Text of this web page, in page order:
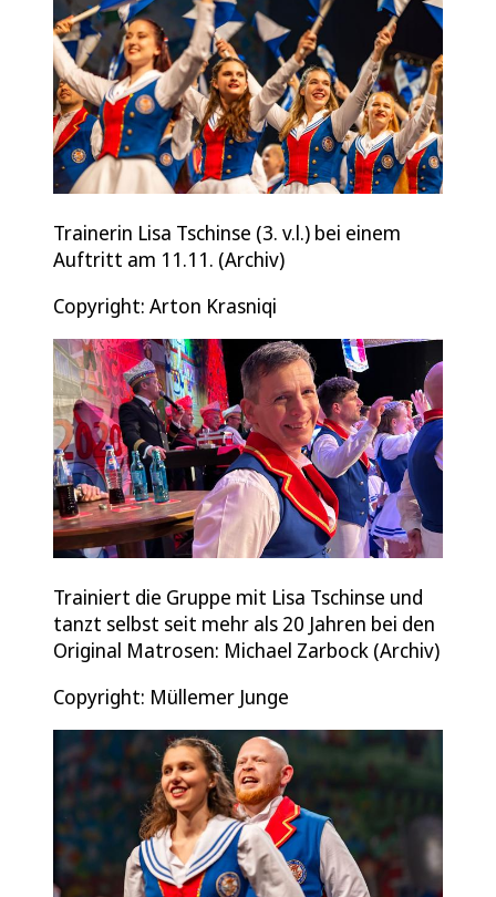
Trainerin Lisa Tschinse (3. v.l.) bei einem
Auftritt am 11.11. (Archiv)
Copyright: Arton Krasniqi
Trainiert die Gruppe mit Lisa Tschinse und
tanzt selbst seit mehr als 20 Jahren bei den
Original Matrosen: Michael Zarbock (Archiv)
Copyright: Müllemer Junge